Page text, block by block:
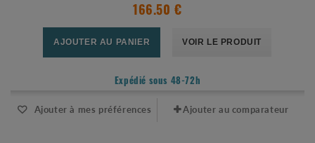
166.50 €
AJOUTER AU PANIER VOIR LE PRODUIT
Expédié sous 48-72h
Ajouter à mes préférences Ajouter au comparateur